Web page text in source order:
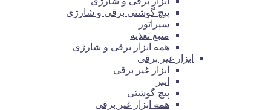
پیچ گوشتی برقی و شارژی
سپراتور
منبع تغذیه
همه ابزار برقی و شارژی
ابزار غیر برقی
ابزار غیر برقی
انبر
پیچ گوشتی
همه ابزار غیر برقی